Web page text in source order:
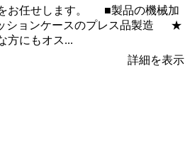
お任せします。 ■製品の機械加
ションケースのプレス品製造 ★
方にもオス...
詳細を表示